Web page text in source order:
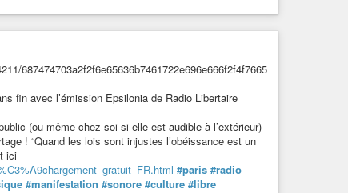
fin avec l’émission Epsilonia de Radio Libertaire
(ou même chez soi si elle est audible à l’extérieur)
! “Quand les lois sont injustes l’obéissance est un
ici
#paris #radio
#manifestation #sonore #culture #libre